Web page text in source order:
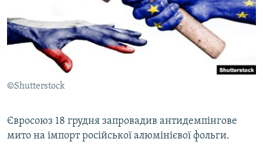
ВІДЕОУРОКИ «ELIFBE»
СВІДЧЕННЯ ОКУПАЦІЇ
УКРАЇНСЬКА ПРОБЛЕМА КРИМУ
ІНФОГРАФІКА
ЯК ОБІЙТИ БЛОКУВАННЯ
Русский
Qırımtatar
ДОЛУЧАЙСЯ!
Усі сайти RFE/RL
©Shutterstock
Євросоюз 18 грудня запровадив антидемпінгове
мито на імпорт російської алюмінієвої фольги.